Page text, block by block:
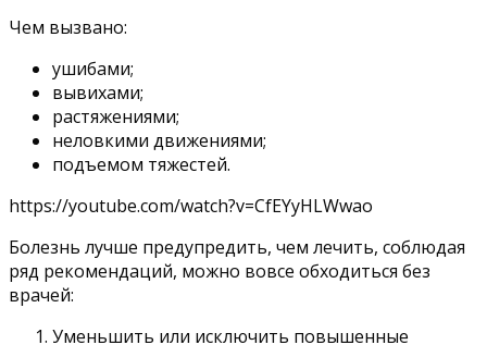
Чем вызвано:
ушибами;
вывихами;
растяжениями;
неловкими движениями;
подъемом тяжестей.
https://youtube.com/watch?v=CfEYyHLWwao
Болезнь лучше предупредить, чем лечить, соблюдая
ряд рекомендаций, можно вовсе обходиться без
врачей:
Уменьшить или исключить повышенные